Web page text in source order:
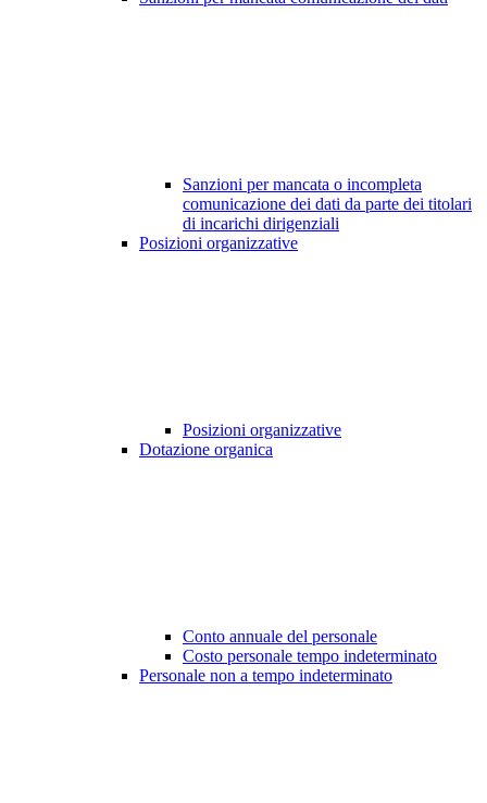
Sanzioni per mancata o incompleta
comunicazione dei dati da parte dei titolari
di incarichi dirigenziali
Posizioni organizzative
Posizioni organizzative
Dotazione organica
Conto annuale del personale
Costo personale tempo indeterminato
Personale non a tempo indeterminato